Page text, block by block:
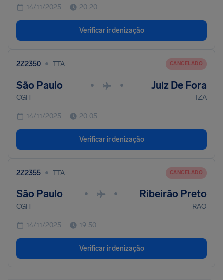
14/11/2025 20:20
Verificar indenização
2Z2350 • TTA CANCELADO
São Paulo • • Juiz De Fora
CGH IZA
14/11/2025 20:05
Verificar indenização
2Z2355 • TTA CANCELADO
São Paulo • • Ribeirão Preto
CGH RAO
14/11/2025 19:50
Verificar indenização